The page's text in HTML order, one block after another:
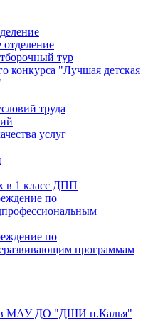
отделение
тур
конкурса "Лучшая детская
труда
услуг
в 1 класс ДПП
по
программам
в МАУ ДО "ДШИ п.Калья"